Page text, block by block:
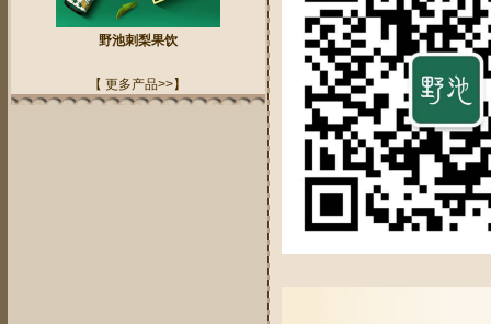
野池刺梨果饮
【 更多产品>>】